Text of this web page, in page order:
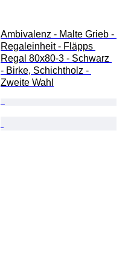
Ambivalenz - Malte Grieb -
Regaleinheit - Fläpps
Regal 80x80-3 - Schwarz
- Birke, Schichtholz -
Zweite Wahl